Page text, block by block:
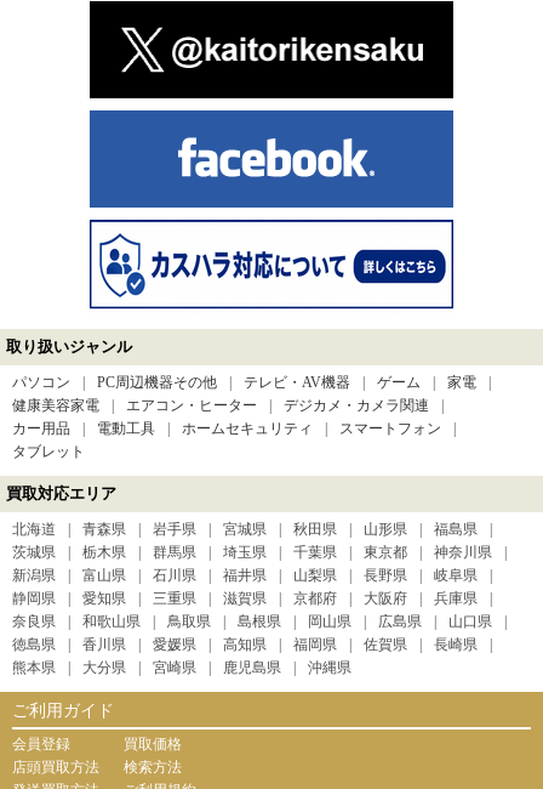
取り扱いジャンル
パソコン PC周辺機器その他 テレビ・AV機器 ゲーム
家電
健康美容家電
エアコン・ヒーター
デジカメ・カメラ関連
カー用品
電動工具 ホームセキュリティ
スマートフォン
タブレット
買取対応エリア
北海道 青森県 岩手県 宮城県 秋田県 山形県
福島県
茨城県
栃木県 群馬県 埼玉県 千葉県 東京都
神奈川県
新潟県
富山県 石川県 福井県 山梨県 長野県
岐阜県
静岡県
愛知県 三重県 滋賀県 京都府 大阪府
兵庫県
奈良県
和歌山県 鳥取県 島根県 岡山県 広島県
山口県
徳島県
香川県 愛媛県 高知県 福岡県 佐賀県
長崎県
熊本県
大分県 宮崎県 鹿児島県 沖縄県
ご利用ガイド
会員登録
店頭買取方法
買取価格
検索方法